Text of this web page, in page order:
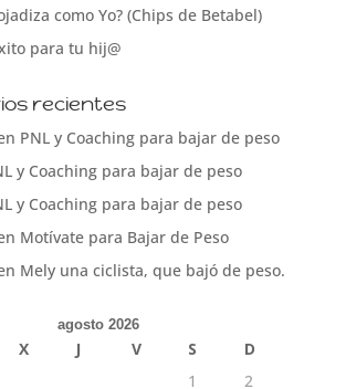
como Yo? (Chips de Betabel)
para tu hij@
recientes
PNL y Coaching para bajar de peso
y Coaching para bajar de peso
y Coaching para bajar de peso
Motívate para Bajar de Peso
Mely una ciclista, que bajó de peso.
agosto 2026
X J V S
D
1
2